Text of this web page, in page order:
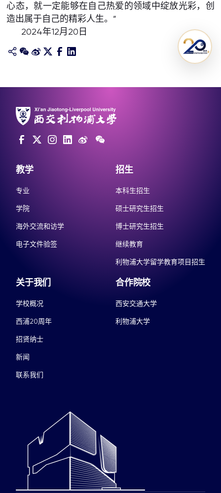
心态，就一定能够在自己热爱的领域中绽放光彩，创
造出属于自己的精彩人生。”
2024年12月20日
教学
专业
学院
海外交流和访学
电子文件验签
招生
本科生招生
硕士研究生招生
博士研究生招生
继续教育
利物浦大学留学教育项目招生
关于我们
学校概况
西浦20周年
招贤纳士
新闻
联系我们
合作院校
西安交通大学
利物浦大学